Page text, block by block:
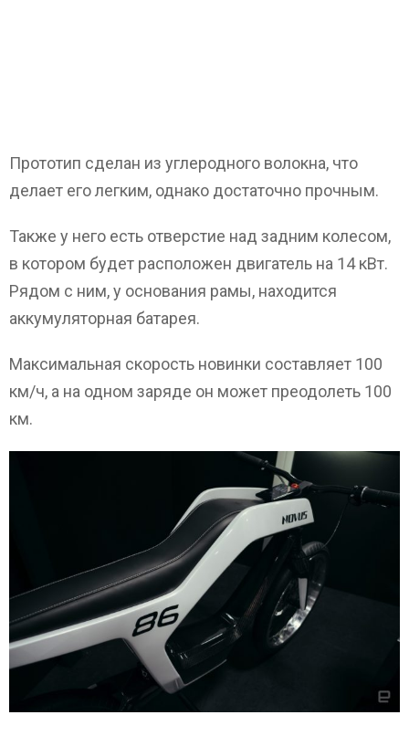
Прототип сделан из углеродного волокна, что
делает его легким, однако достаточно прочным.
Также у него есть отверстие над задним колесом,
в котором будет расположен двигатель на 14 кВт.
Рядом с ним, у основания рамы, находится
аккумуляторная батарея.
Максимальная скорость новинки составляет 100
км/ч, а на одном заряде он может преодолеть 100
км.